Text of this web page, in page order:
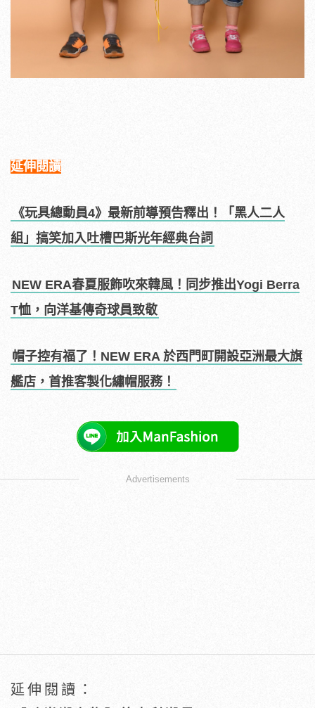
延伸閱讀
《玩具總動員4》最新前導預告釋出！「黑人二人
組」搞笑加入吐槽巴斯光年經典台詞
NEW ERA春夏服飾吹來韓風！同步推出Yogi Berra
T恤，向洋基傳奇球員致敬
帽子控有福了！NEW ERA 於西門町開設亞洲最大旗
艦店，首推客製化繡帽服務！
Advertisements
延伸閱讀：